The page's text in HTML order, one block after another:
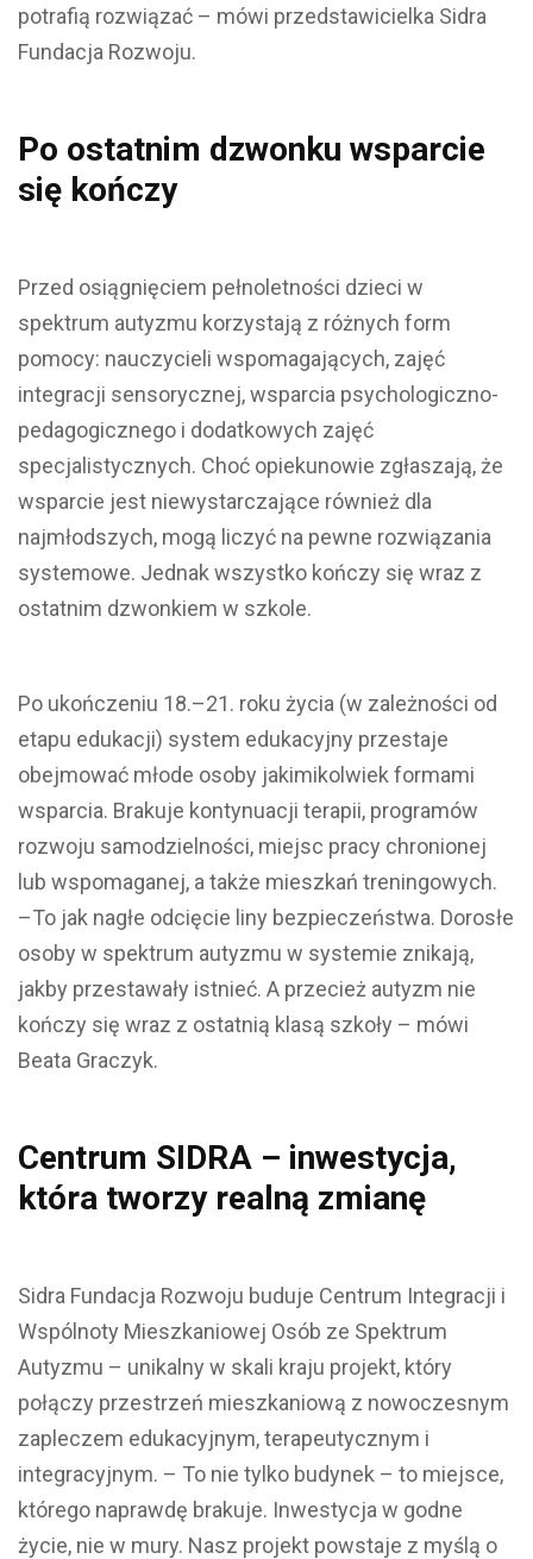
potrafią rozwiązać – mówi przedstawicielka Sidra
Fundacja Rozwoju.
Po ostatnim dzwonku wsparcie
się kończy
Przed osiągnięciem pełnoletności dzieci w
spektrum autyzmu korzystają z różnych form
pomocy: nauczycieli wspomagających, zajęć
integracji sensorycznej, wsparcia psychologiczno-
pedagogicznego i dodatkowych zajęć
specjalistycznych. Choć opiekunowie zgłaszają, że
wsparcie jest niewystarczające również dla
najmłodszych, mogą liczyć na pewne rozwiązania
systemowe. Jednak wszystko kończy się wraz z
ostatnim dzwonkiem w szkole.
Po ukończeniu 18.–21. roku życia (w zależności od
etapu edukacji) system edukacyjny przestaje
obejmować młode osoby jakimikolwiek formami
wsparcia. Brakuje kontynuacji terapii, programów
rozwoju samodzielności, miejsc pracy chronionej
lub wspomaganej, a także mieszkań treningowych.
–To jak nagłe odcięcie liny bezpieczeństwa. Dorosłe
osoby w spektrum autyzmu w systemie znikają,
jakby przestawały istnieć. A przecież autyzm nie
kończy się wraz z ostatnią klasą szkoły – mówi
Beata Graczyk.
Centrum SIDRA – inwestycja,
która tworzy realną zmianę
Sidra Fundacja Rozwoju buduje Centrum Integracji i
Wspólnoty Mieszkaniowej Osób ze Spektrum
Autyzmu – unikalny w skali kraju projekt, który
połączy przestrzeń mieszkaniową z nowoczesnym
zapleczem edukacyjnym, terapeutycznym i
integracyjnym. – To nie tylko budynek – to miejsce,
którego naprawdę brakuje. Inwestycja w godne
życie, nie w mury. Nasz projekt powstaje z myślą o